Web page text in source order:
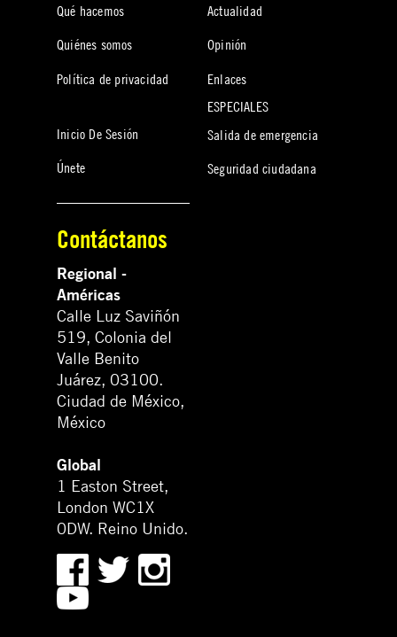
Qué hacemos
Quiénes somos
Política de privacidad
Inicio De Sesión
Únete
Actualidad
Opinión
Enlaces
ESPECIALES
Salida de emergencia
Seguridad ciudadana
Contáctanos
Regional -
Américas
Calle Luz Saviñón
519, Colonia del
Valle Benito
Juárez, 03100.
Ciudad de México,
México
Global
1 Easton Street,
London WC1X
0DW. Reino Unido.